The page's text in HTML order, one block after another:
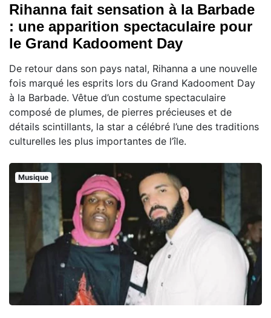
Rihanna fait sensation à la Barbade
: une apparition spectaculaire pour
le Grand Kadooment Day
De retour dans son pays natal, Rihanna a une nouvelle
fois marqué les esprits lors du Grand Kadooment Day
à la Barbade. Vêtue d’un costume spectaculaire
composé de plumes, de pierres précieuses et de
détails scintillants, la star a célébré l’une des traditions
culturelles les plus importantes de l’île.
Musique